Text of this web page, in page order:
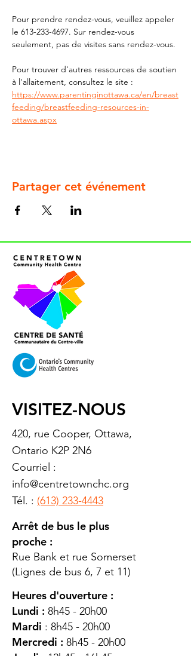
Pour prendre rendez-vous, veuillez appeler
le 613-233-4697. Sur rendez-vous
seulement, pas de visites sans rendez-vous.
Pour trouver d'autres ressources de soutien
à l'allaitement, consultez le site :
https://www.parentinginottawa.ca/en/breast
feeding/breastfeeding-resources-in-
ottawa.aspx
Partager cet événement
VISITEZ-NOUS
420, rue Cooper, Ottawa,
Ontario K2P 2N6
Courriel :
info@centretownchc.org
Tél. : (613) 233-4443
Arrêt de bus le plus
proche :
Rue Bank et rue Somerset
(Lignes de bus 6, 7 et 11)
Heures d'ouverture :
Lundi : 8h45 - 20h00
Mardi : 8h45 - 20h00
Mercredi : 8h45 - 20h00